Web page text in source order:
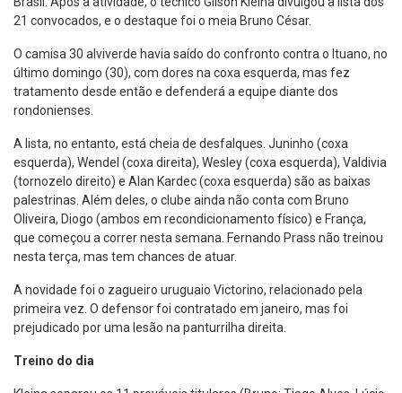
21 convocados, e o destaque foi o meia Bruno César.
O camisa 30 alviverde havia saído do confronto contra o Ituano, no
último domingo (30), com dores na coxa esquerda, mas fez
tratamento desde então e defenderá a equipe diante dos
rondonienses.
A lista, no entanto, está cheia de desfalques. Juninho (coxa
esquerda), Wendel (coxa direita), Wesley (coxa esquerda), Valdivia
(tornozelo direito) e Alan Kardec (coxa esquerda) são as baixas
palestrinas. Além deles, o clube ainda não conta com Bruno
Oliveira, Diogo (ambos em recondicionamento físico) e França,
que começou a correr nesta semana. Fernando Prass não treinou
nesta terça, mas tem chances de atuar.
A novidade foi o zagueiro uruguaio Victorino, relacionado pela
primeira vez. O defensor foi contratado em janeiro, mas foi
prejudicado por uma lesão na panturrilha direita.
Treino do dia